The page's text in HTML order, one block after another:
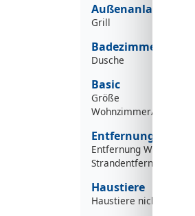
Außenanlage
Grill
Badezimmer
Dusche
Basic
Größe
Wohnzimmer/
Entfernung
Entfernung
Strandentfernung
Haustiere
Haustiere nicht erlaubt